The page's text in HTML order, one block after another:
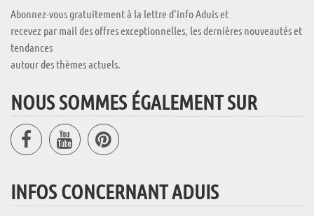
Abonnez-vous gratuitement à la lettre d'info Aduis et
recevez par mail des offres exceptionnelles, les dernières nouveautés et
tendances
autour des thèmes actuels.
NOUS SOMMES ÉGALEMENT SUR
INFOS CONCERNANT ADUIS